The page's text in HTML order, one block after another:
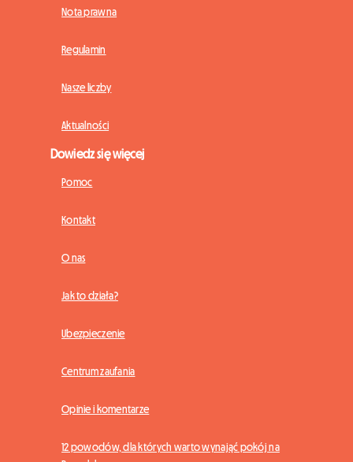
Nota prawna
Regulamin
Nasze liczby
Aktualności
Dowiedz się więcej
Pomoc
Kontakt
O nas
Jak to działa?
Ubezpieczenie
Centrum zaufania
Opinie i komentarze
12 powodów, dla których warto wynająć pokój na